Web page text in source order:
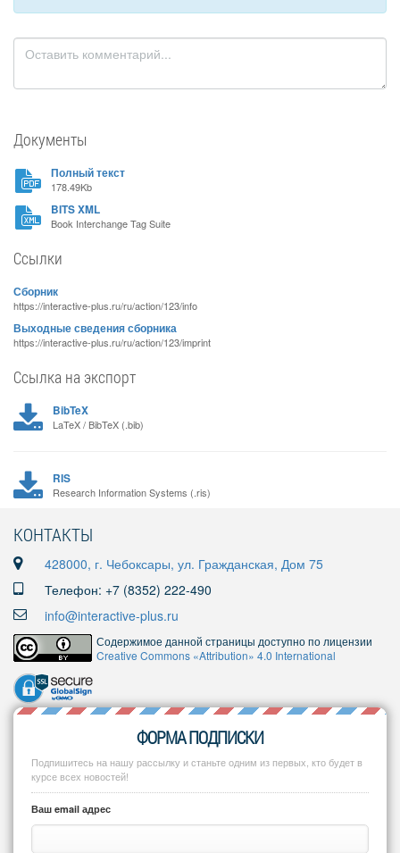
Документы
Полный текст
178.49Kb
BITS XML
Book Interchange Tag Suite
Ссылки
Сборник
https://interactive-plus.ru/ru/action/123/info
Выходные сведения сборника
https://interactive-plus.ru/ru/action/123/imprint
Ссылка на экспорт
BibTeX
LaTeX / BibTeX (.bib)
RIS
Research Information Systems (.ris)
КОНТАКТЫ
428000, г. Чебоксары, ул. Гражданская, Дом 75
Телефон: +7 (8352) 222-490
info@interactive-plus.ru
Содержимое данной страницы доступно по лицензии
Creative Commons «Attribution» 4.0 International
ФОРМА ПОДПИСКИ
Подпишитесь на нашу рассылку и станьте одним из первых, кто будет в
курсе всех новостей!
Ваш email адрес